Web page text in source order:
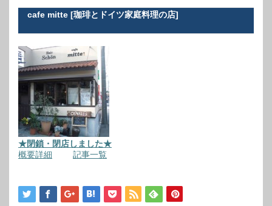
cafe mitte [珈琲とドイツ家庭料理の店]
★閉鎖・閉店しました★
概要詳細
記事一覧